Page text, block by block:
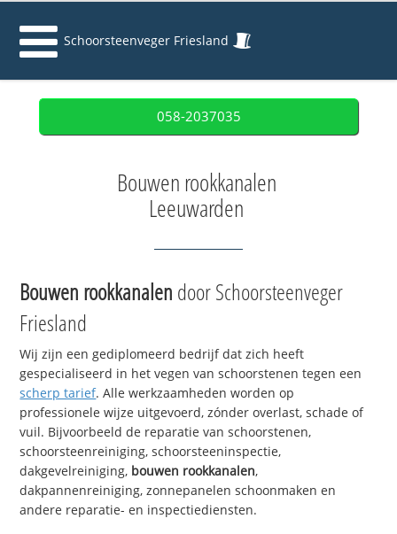
Schoorsteenveger Friesland
058-2037035
Bouwen rookkanalen
Leeuwarden
Bouwen rookkanalen door Schoorsteenveger
Friesland
Wij zijn een gediplomeerd bedrijf dat zich heeft
gespecialiseerd in het vegen van schoorstenen tegen een
scherp tarief. Alle werkzaamheden worden op
professionele wijze uitgevoerd, zónder overlast, schade of
vuil. Bijvoorbeeld de reparatie van schoorstenen,
schoorsteenreiniging, schoorsteeninspectie,
dakgevelreiniging, bouwen rookkanalen,
dakpannenreiniging, zonnepanelen schoonmaken en
andere reparatie- en inspectiediensten.